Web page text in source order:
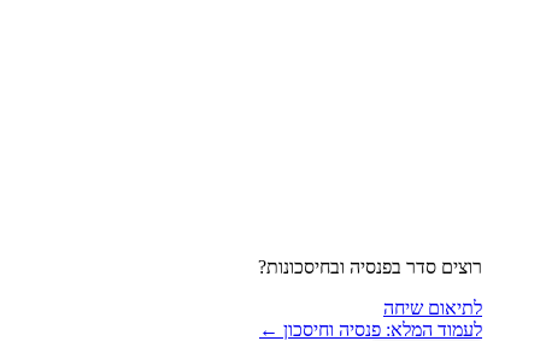
רוצים סדר בפנסיה ובחיסכונות?
לתיאום שיחה
לעמוד המלא: פנסיה וחיסכון ←